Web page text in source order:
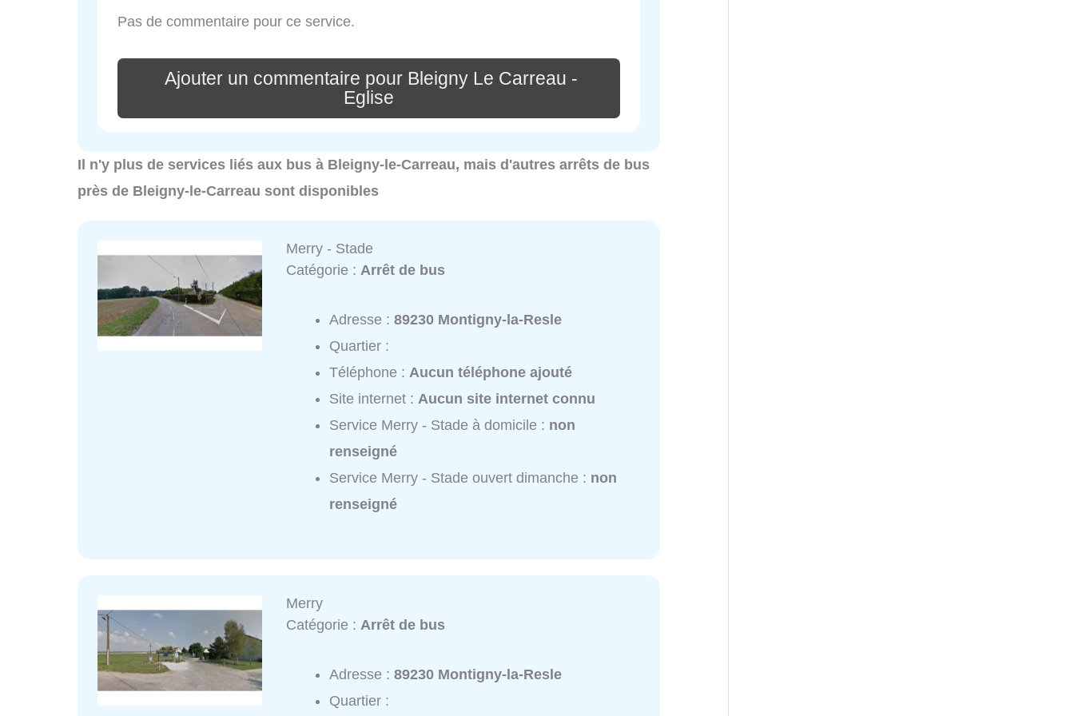
Pas de commentaire pour ce service.
Ajouter un commentaire pour Bleigny Le Carreau -
Eglise
Il n'y plus de services liés aux bus à Bleigny-le-Carreau, mais d'autres arrêts de bus
près de Bleigny-le-Carreau sont disponibles
Merry - Stade
Catégorie :Arrêt de bus
Adresse :89230 Montigny-la-Resle
Quartier :
Téléphone :Aucun téléphone ajouté
Site internet :Aucun site internet connu
Service Merry - Stade à domicile : non
renseigné
Service Merry - Stade ouvert dimanche : non
renseigné
Merry
Catégorie :Arrêt de bus
Adresse :89230 Montigny-la-Resle
Quartier :